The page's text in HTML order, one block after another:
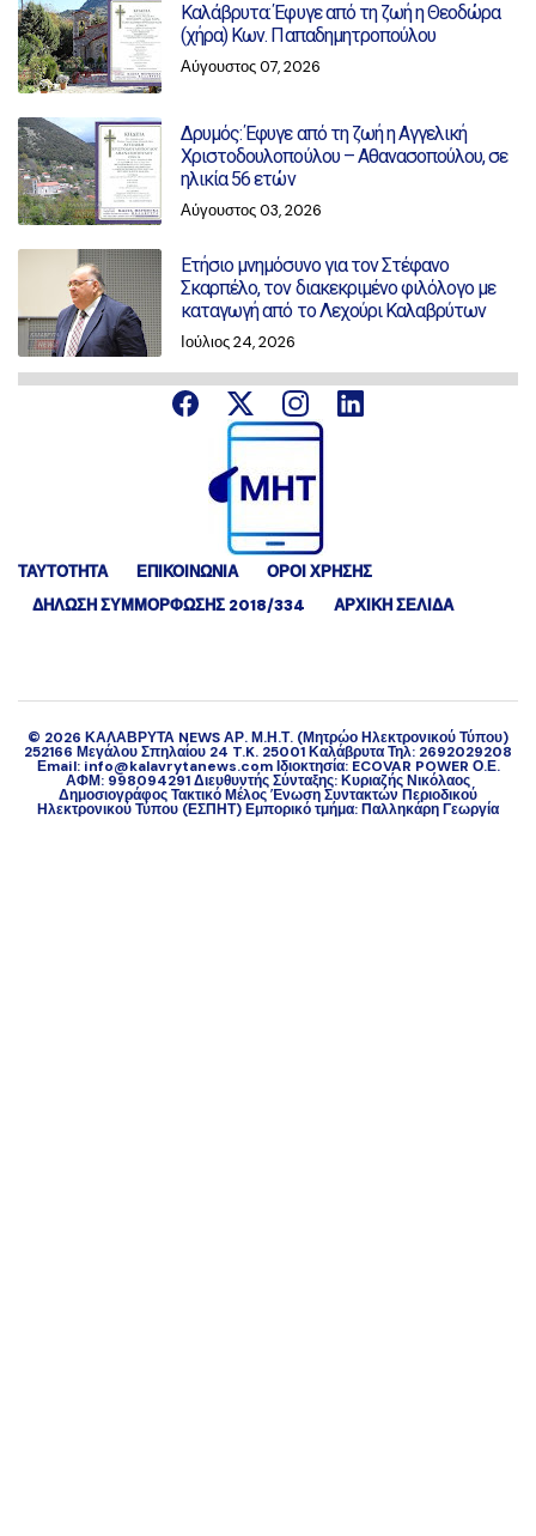
Καλάβρυτα: Έφυγε από τη ζωή η Θεοδώρα
(χήρα) Κων. Παπαδημητροπούλου
Αύγουστος 07, 2026
Δρυμός: Έφυγε από τη ζωή η Αγγελική
Χριστοδουλοπούλου – Αθανασοπούλου, σε
ηλικία 56 ετών
Αύγουστος 03, 2026
Ετήσιο μνημόσυνο για τον Στέφανο
Σκαρπέλο, τον διακεκριμένο φιλόλογο με
καταγωγή από το Λεχούρι Καλαβρύτων
Ιούλιος 24, 2026
ΤΑΥΤΟΤΗΤΑ ΕΠΙΚΟΙΝΩΝΙΑ
ΟΡΟΙ ΧΡΗΣΗΣ
ΔΉΛΩΣΗ ΣΥΜΜΌΡΦΩΣΗΣ 2018/334
ΑΡΧΙΚΗ ΣΕΛΙΔΑ
© 2026 ΚΑΛΑΒΡΥΤΑ NEWS ΑΡ. Μ.Η.Τ. (Μητρώο Ηλεκτρονικού Τύπου)
252166 Μεγάλου Σπηλαίου 24 T.K. 25001 Καλάβρυτα Τηλ: 2692029208
Εmail: info@kalavrytanews.com Ιδιοκτησία: ECOVAR POWER Ο.Ε.
ΑΦΜ: 998094291 Διευθυντής Σύνταξης: Κυριαζής Νικόλαος
Δημοσιογράφος Τακτικό Μέλος Ένωση Συντακτών Περιοδικού
Ηλεκτρονικού Τύπου (ΕΣΠΗΤ) Εμπορικό τμήμα: Παλληκάρη Γεωργία